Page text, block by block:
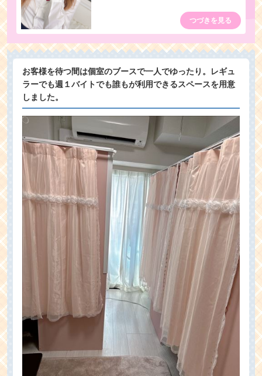
つづきを見る
お客様を待つ間は個室のブースで一人でゆったり。レギュ
ラーでも週１バイトでも誰もが利用できるスペースを用意
しました。